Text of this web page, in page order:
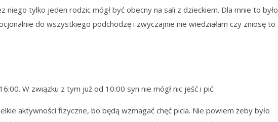
niego tylko jeden rodzic mógł być obecny na sali z dzieckiem. Dla mnie to było
do wszystkiego podchodzę i zwyczajnie nie wiedziałam czy zniosę to
W związku z tym już od 10:00 syn nie mógł nic jeść i pić.
aktywności fizyczne, bo będą wzmagać chęć picia. Nie powiem żeby było